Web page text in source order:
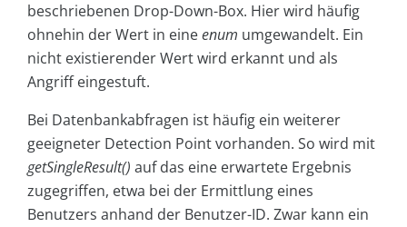
beschriebenen Drop-Down-Box. Hier wird häufig
ohnehin der Wert in eineenum umgewandelt. Ein
nicht existierender Wert wird erkannt und als
Angriff eingestuft.
Bei Datenbankabfragen ist häufig ein weiterer
geeigneter Detection Point vorhanden. So wird mit
getSingleResult() auf das eine erwartete Ergebnis
zugegriffen, etwa bei der Ermittlung eines
Benutzers anhand der Benutzer-ID. Zwar kann ein